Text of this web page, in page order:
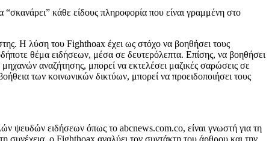
κάθε είδους πληροφορία που είναι γραμμένη στο
Η λύση του Fighthoax έχει ως στόχο να βοηθήσει τους
θέμα ειδήσεων, μέσα σε δευτερόλεπτα. Επίσης, να βοηθήσει
αναζήτησης, μπορεί να εκτελέσει μαζικές σαρώσεις σε
των κοινωνικών δικτύων, μπορεί να προειδοποιήσει τους
ψευδών ειδήσεων όπως το abcnews.com.co, είναι γνωστή για τη